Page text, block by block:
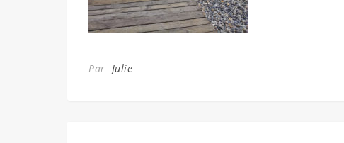
Par Julie